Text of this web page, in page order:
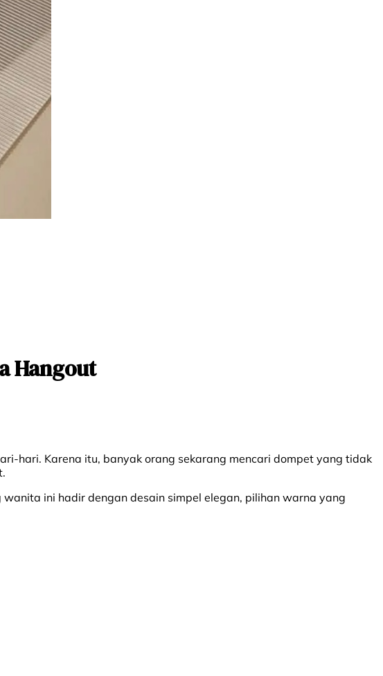
Hangout
hari. Karena itu, banyak orang sekarang mencari dompet yang tidak
ini hadir dengan desain simpel elegan, pilihan warna yang